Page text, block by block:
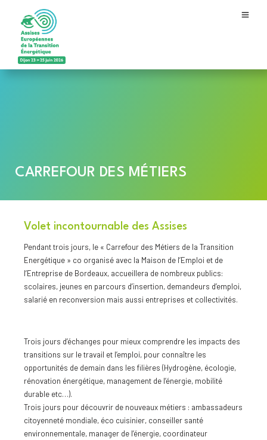
CARREFOUR DES MÉTIERS
Volet incontournable des Assises
Pendant trois jours, le « Carrefour des Métiers de la Transition
Energétique » co organisé avec la Maison de l’Emploi et de
l’Entreprise de Bordeaux, accueillera de nombreux publics:
scolaires, jeunes en parcours d’insertion, demandeurs d’emploi,
salarié en reconversion mais aussi entreprises et collectivités.
Trois jours d’échanges pour mieux comprendre les impacts des
transitions sur le travail et l’emploi, pour connaître les
opportunités de demain dans les filières (Hydrogène, écologie,
rénovation énergétique, management de l’énergie, mobilité
durable etc…).
Trois jours pour découvrir de nouveaux métiers : ambassadeurs
citoyenneté mondiale, éco cuisinier, conseiller santé
environnementale, manager de l’énergie, coordinateur